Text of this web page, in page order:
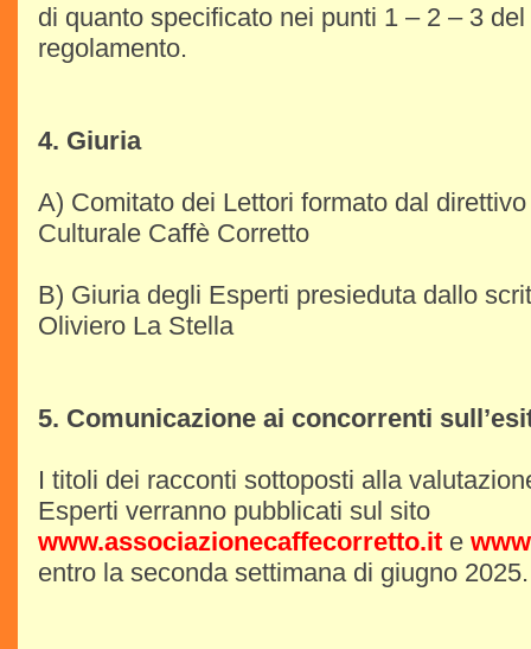
di quanto specificato nei punti 1 – 2 – 3
regolamento.
4. Giuria
A) Comitato dei Lettori formato dal
Culturale Caffè Corretto
B) Giuria degli Esperti presieduta dallo
Oliviero La Stella
5. Comunicazione ai concorrenti
I titoli dei racconti sottoposti alla
Esperti verranno pubblicati sul sito
www.associazionecaffecorretto.it e
entro la seconda settimana di giugno 2025.